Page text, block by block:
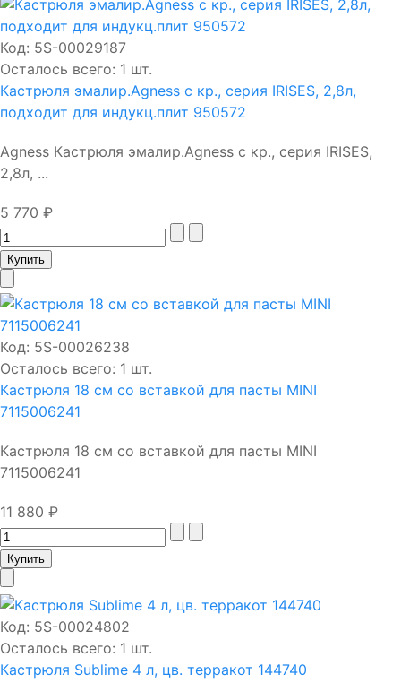
Код: 5S-00029187
Осталось всего: 1 шт.
Кастрюля эмалир.Agness с кр., серия IRISES, 2,8л,
подходит для индукц.плит 950572
Agness Кастрюля эмалир.Agness с кр., серия IRISES,
2,8л, ...
5 770 ₽
Код: 5S-00026238
Осталось всего: 1 шт.
Кастрюля 18 см со вставкой для пасты MINI
7115006241
Кастрюля 18 см со вставкой для пасты MINI
7115006241
11 880 ₽
Код: 5S-00024802
Осталось всего: 1 шт.
Кастрюля Sublime 4 л, цв. терракот 144740